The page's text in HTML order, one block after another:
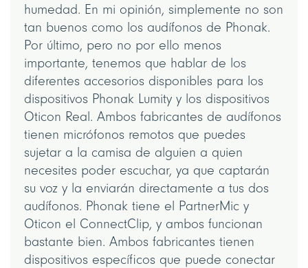
humedad. En mi opinión, simplemente no son
tan buenos como los audífonos de Phonak.
Por último, pero no por ello menos
importante, tenemos que hablar de los
diferentes accesorios disponibles para los
dispositivos Phonak Lumity y los dispositivos
Oticon Real. Ambos fabricantes de audífonos
tienen micrófonos remotos que puedes
sujetar a la camisa de alguien a quien
necesites poder escuchar, ya que captarán
su voz y la enviarán directamente a tus dos
audífonos. Phonak tiene el PartnerMic y
Oticon el ConnectClip, y ambos funcionan
bastante bien. Ambos fabricantes tienen
dispositivos específicos que puede conectar